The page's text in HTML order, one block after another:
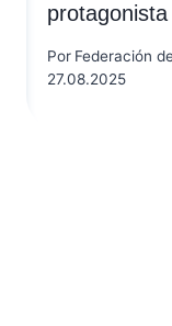
Por Federación
27.08.2025